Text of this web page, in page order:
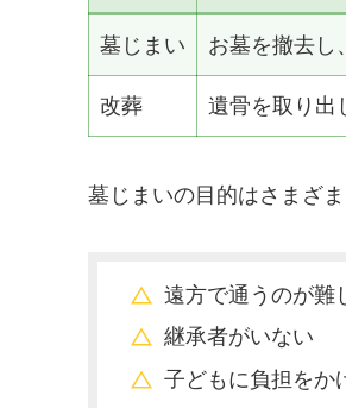
墓じまい お墓を撤去し
改葬 遺骨を取り出
墓じまいの目的はさまざ
遠方で通うのが難
継承者がいない
子どもに負担をか